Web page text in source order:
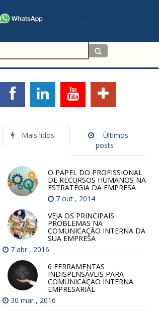
Mais lidos
Últimos
posts
O PAPEL DO PROFISSIONAL
DE RECURSOS HUMANOS NA
ESTRATÉGIA DA EMPRESA
7 out , 2014
VEJA OS PRINCIPAIS
PROBLEMAS NA
COMUNICAÇÃO INTERNA DA
SUA EMPRESA
7 abr , 2016
6 FERRAMENTAS
INDISPENSÁVEIS PARA
COMUNICAÇÃO INTERNA
EMPRESARIAL
30 mar , 2016